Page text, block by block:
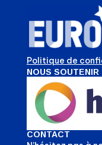
Politique de
NOUS SOUTENIR
CONTACT